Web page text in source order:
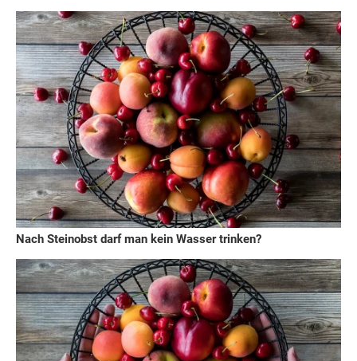
Nach Steinobst darf man kein Wasser trinken?